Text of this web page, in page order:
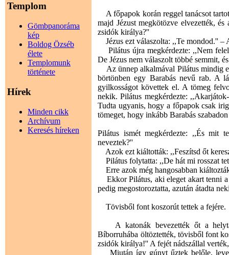
Templom
Gömbpanoráma
kép
Boldog Özséb
élete
Templomunk
története
Hírek
Minden cikk
Archívum
Keresés híreken
A főpapok korán reggel tanácsot
majd Jézust megkötözve elvezették,
zsidók királya?''
Jézus ezt válaszolta: ,,Te mondod.'' –
Pilátus újra megkérdezte: ,,Nem
De Jézus nem válaszolt többé semmit,
Az ünnep alkalmával Pilátus mindig
börtönben egy Barabás nevű rab. A
gyilkosságot követtek el. A tömeg
nekik. Pilátus megkérdezte:
Tudta ugyanis, hogy a főpapok csak
tömeget, hogy inkább Barabás
Pilátus ismét megkérdezte: ,,És mit
neveztek?''
Azok ezt kiáltották: ,,Feszítsd őt
Pilátus folytatta: ,,De hát mi rosszat
Erre azok még hangosabban
Ekkor Pilátus, aki eleget akart tenni a
pedig megostoroztatta, azután átadta
Tövisből font koszorút tettek a fejére.
A katonák bevezették őt a
Bíborruhába öltöztették, tövisből font
zsidók királya!'' A fejét nádszállal
Miután így gúnyt űztek belőle,